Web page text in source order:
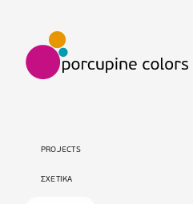
PROJECTS
ΣΧΕΤΙΚΑ